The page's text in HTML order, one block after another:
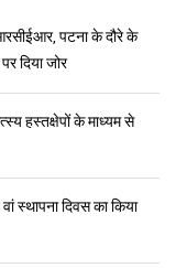
पटना के दौरे के
दिया जोर
के माध्यम से